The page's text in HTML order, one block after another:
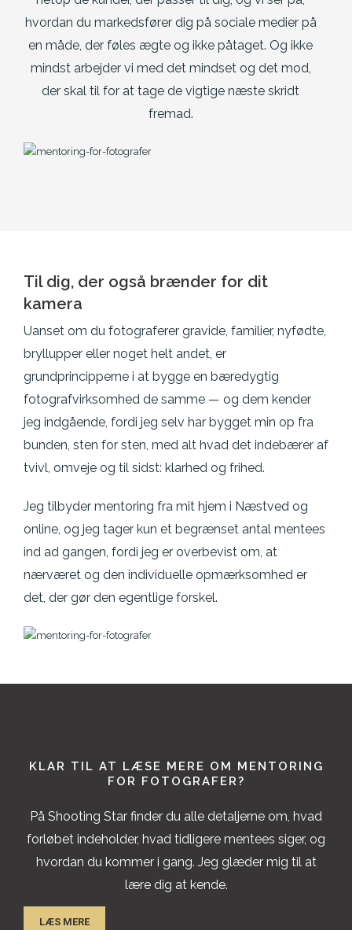
hvordan du markedsfører dig på sociale medier på
en måde, der føles ægte og ikke påtaget. Og ikke
mindst arbejder vi med det mindset og det mod,
der skal til for at tage de vigtige næste skridt
fremad.
Til dig, der også brænder for dit
kamera
Uanset om du fotograferer gravide, familier, nyfødte,
bryllupper eller noget helt andet, er
grundprincipperne i at bygge en bæredygtig
fotografvirksomhed de samme — og dem kender
jeg indgående, fordi jeg selv har bygget min op fra
bunden, sten for sten, med alt hvad det indebærer af
tvivl, omveje og til sidst: klarhed og frihed.
Jeg tilbyder mentoring fra mit hjem i Næstved og
online, og jeg tager kun et begrænset antal mentees
ind ad gangen, fordi jeg er overbevist om, at
nærværet og den individuelle opmærksomhed er
det, der gør den egentlige forskel.
KLAR TIL AT LÆSE MERE OM MENTORING
FOR FOTOGRAFER?
På Shooting Star finder du alle detaljerne om, hvad
forløbet indeholder, hvad tidligere mentees siger, og
hvordan du kommer i gang. Jeg glæder mig til at
lære dig at kende.
LÆS MERE